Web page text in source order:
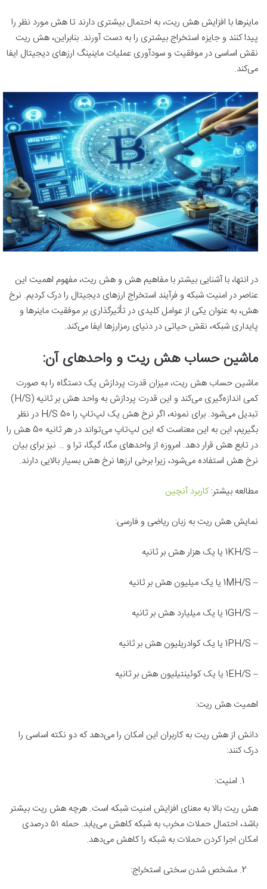
ماینرها با افزایش هش ریت، به احتمال بیشتری دارند تا هش مورد نظر را
پیدا کنند و جایزه استخراج بیشتری را به دست آورند. بنابراین، هش ریت
نقش اساسی در موفقیت و سودآوری عملیات ماینینگ ارزهای دیجیتال ایفا
می‌کند.
در انتها، با آشنایی بیشتر با مفاهیم هش و هش ریت، مفهوم اهمیت این
عناصر در امنیت شبکه و فرآیند استخراج ارزهای دیجیتال را درک کردیم. نرخ
هش، به عنوان یکی از عوامل کلیدی در تأثیرگذاری بر موفقیت ماینرها و
پایداری شبکه، نقش حیاتی در دنیای رمزارزها ایفا می‌کند.
ماشین حساب هش ریت و واحدهای آن:
ماشین حساب هش ریت، میزان قدرت پردازش یک دستگاه را به صورت
کمی اندازه‌گیری می‌کند و این قدرت پردازش به واحد هش بر ثانیه (H/S)
تبدیل می‌شود. برای نمونه، اگر نرخ هش یک لپ‌تاپ را 50 H/S در نظر
بگیریم، این به این معناست که این لپ‌تاپ می‌تواند در هر ثانیه 50 هش را
در تابع هش قرار دهد. امروزه از واحدهای مگا، گیگا، ترا و … نیز برای بیان
نرخ هش استفاده می‌شود، زیرا برخی ارزها نرخ هش بسیار بالایی دارند.
مطالعه بیشتر:کاربرد آنچین
نمایش هش ریت به زبان ریاضی و فارسی:
– 1KH/S یا یک هزار هش بر ثانیه
– 1MH/S یا یک میلیون هش بر ثانیه
– 1GH/S یا یک میلیارد هش بر ثانیه
– 1PH/S یا یک کوادریلیون هش بر ثانیه
– 1EH/S یا یک کوئینتیلیون هش بر ثانیه
اهمیت هش ریت:
دانش از هش ریت به کاربران این امکان را می‌دهد که دو نکته اساسی را
درک کنند:
امنیت:
هش ریت بالا به معنای افزایش امنیت شبکه است. هرچه هش ریت بیشتر
باشد، احتمال حملات مخرب به شبکه کاهش می‌یابد. حمله ۵۱ درصدی
امکان اجرا کردن حملات به شبکه را کاهش می‌دهد.
مشخص شدن سختی استخراج: